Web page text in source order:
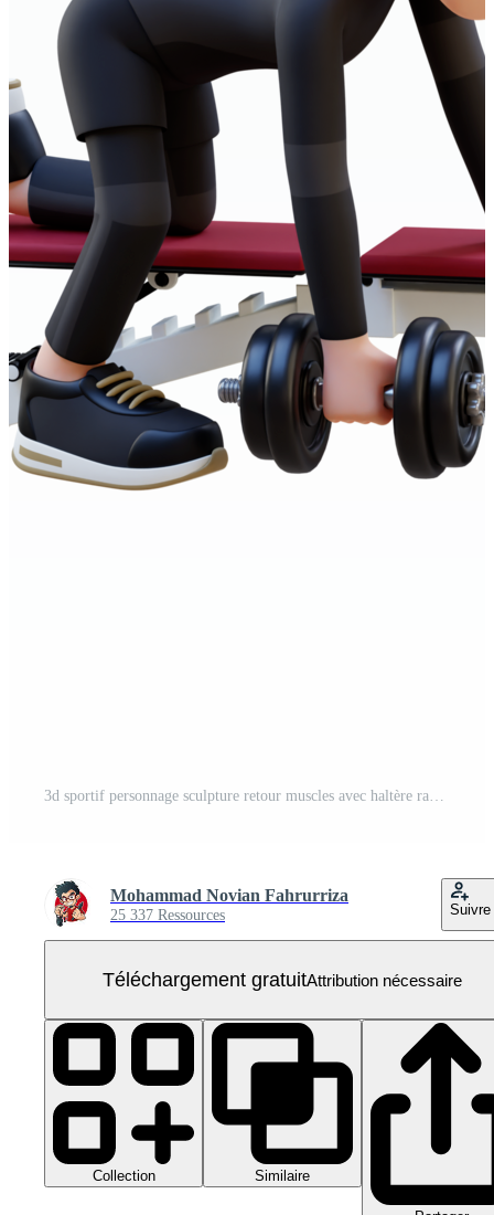
3d sportif personnage sculpture retour muscles avec haltère rangée exercice PNG Gratuit
Mohammad Novian Fahrurriza
25 337 Ressources Suivre
Téléchargement gratuitAttribution nécessaire
Collection Similaire